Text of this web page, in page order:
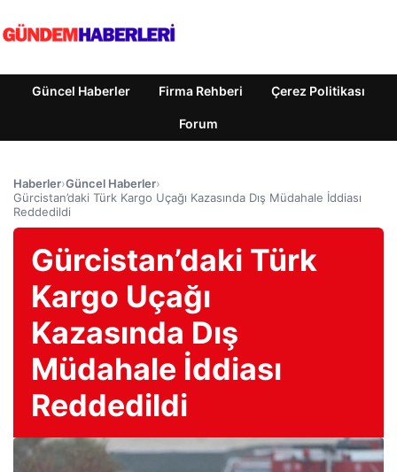
Güncel Haberler Firma Rehberi Çerez Politikası
Forum
Haberler›Güncel Haberler›
Gürcistan’daki Türk Kargo Uçağı Kazasında Dış Müdahale İddiası
Reddedildi
Gürcistan’daki Türk
Kargo Uçağı
Kazasında Dış
Müdahale İddiası
Reddedildi